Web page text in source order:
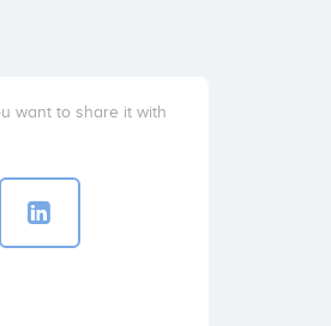
want to share it with